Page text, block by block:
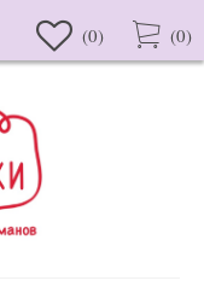
(0) (0)